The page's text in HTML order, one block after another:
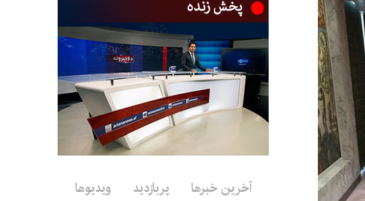
آخرین خبرها پربازدید ویدیوها